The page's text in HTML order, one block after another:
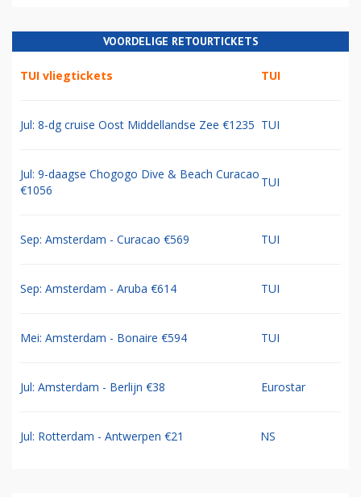
VOORDELIGE RETOURTICKETS
TUI vliegtickets TUI
Jul: 8-dg cruise Oost Middellandse Zee €1235 TUI
Jul: 9-daagse Chogogo Dive & Beach Curacao
€1056
TUI
Sep: Amsterdam - Curacao €569 TUI
Sep: Amsterdam - Aruba €614 TUI
Mei: Amsterdam - Bonaire €594 TUI
Jul: Amsterdam - Berlijn €38 Eurostar
Jul: Rotterdam - Antwerpen €21 NS